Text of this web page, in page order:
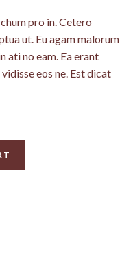
pro in. Cetero
ut. Eu agam malorum
ati no eam. Ea erant
eos ne. Est dicat